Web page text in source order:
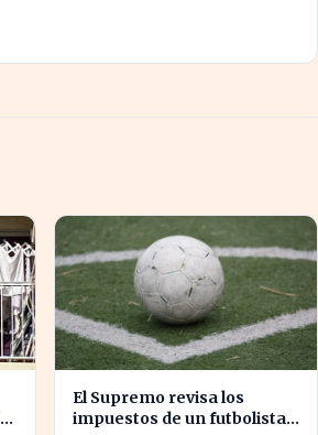
El Supremo revisa los
impuestos de un futbolista